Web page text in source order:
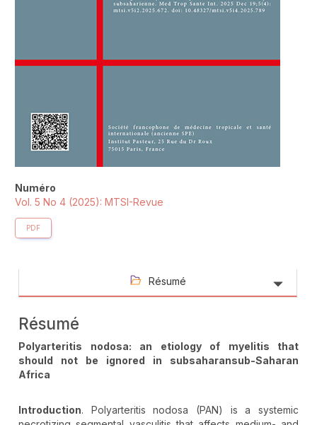
Numéro
Vol. 5 No 4 (2025): MTSI-Revue
PDF
Résumé
Résumé
Polyarteritis nodosa: an etiology of myelitis that
should not be ignored in subsaharansub-Saharan
Africa
Introduction. Polyarteritis nodosa (PAN) is a systemic